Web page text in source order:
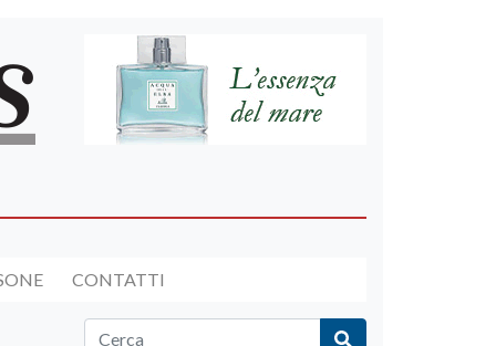
CONTATTI